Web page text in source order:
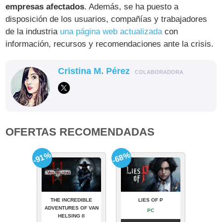
empresas afectados. Además, se ha puesto a
disposición de los usuarios, compañías y trabajadores
de la industria una página web actualizadacon
información, recursos y recomendaciones ante la crisis.
Cristina M. Pérez COLABORADORA
OFERTAS RECOMENDADAS
THE INCREDIBLE
ADVENTURES OF VAN
HELSING II
-91%
LIES OF P
PC
-68%